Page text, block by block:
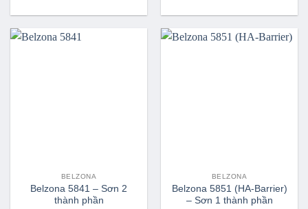
BELZONA
Belzona 5841 – Sơn 2
thành phần
BELZONA
Belzona 5851 (HA-Barrier)
– Sơn 1 thành phần